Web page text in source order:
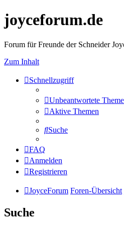
joyceforum.de
Forum für Freunde der Schneider
Zum Inhalt
Schnellzugriff
Unbeantwortete
Aktive Themen
Suche
FAQ
Anmelden
Registrieren
JoyceForum Foren-Übersicht
Suche